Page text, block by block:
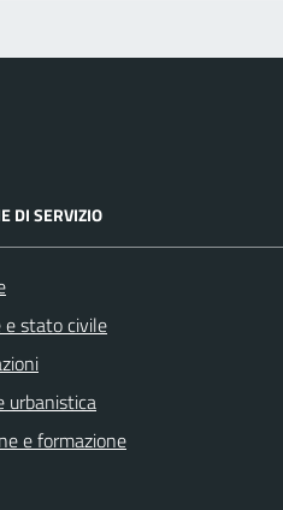
DI SERVIZIO
e stato civile
urbanistica
e formazione